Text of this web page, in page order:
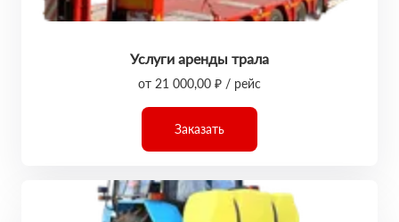
Услуги аренды трала
от 21 000,00 ₽ / рейс
Заказать